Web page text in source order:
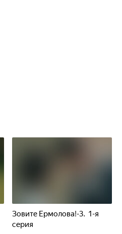
Зовите Ермолова!-3. 1-я
серия